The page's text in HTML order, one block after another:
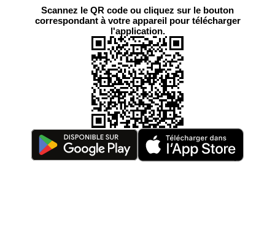
Scannez le QR code ou cliquez sur le bouton
correspondant à votre appareil pour télécharger
l'application.